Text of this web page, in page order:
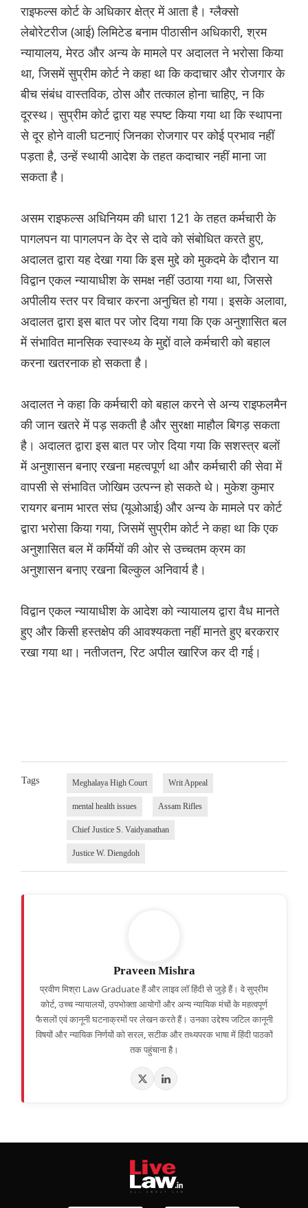
राइफल्स कोर्ट के अधिकार क्षेत्र में आता है। ग्लैक्सो
लेबोरेटरीज (आई) लिमिटेड बनाम पीठासीन अधिकारी, श्रम
न्यायालय, मेरठ और अन्य के मामले पर अदालत ने भरोसा किया
था, जिसमें सुप्रीम कोर्ट ने कहा था कि कदाचार और रोजगार के
बीच संबंध वास्तविक, ठोस और तत्काल होना चाहिए, न कि
दूरस्थ। सुप्रीम कोर्ट द्वारा यह स्पष्ट किया गया था कि स्थापना
से दूर होने वाली घटनाएं जिनका रोजगार पर कोई प्रभाव नहीं
पड़ता है, उन्हें स्थायी आदेश के तहत कदाचार नहीं माना जा
सकता है।
असम राइफल्स अधिनियम की धारा 121 के तहत कर्मचारी के
पागलपन या पागलपन के देर से दावे को संबोधित करते हुए,
अदालत द्वारा यह देखा गया कि इस मुद्दे को मुकदमे के दौरान या
विद्वान एकल न्यायाधीश के समक्ष नहीं उठाया गया था, जिससे
अपीलीय स्तर पर विचार करना अनुचित हो गया। इसके अलावा,
अदालत द्वारा इस बात पर जोर दिया गया कि एक अनुशासित बल
में संभावित मानसिक स्वास्थ्य के मुद्दों वाले कर्मचारी को बहाल
करना खतरनाक हो सकता है।
अदालत ने कहा कि कर्मचारी को बहाल करने से अन्य राइफलमैन
की जान खतरे में पड़ सकती है और सुरक्षा माहौल बिगड़ सकता
है। अदालत द्वारा इस बात पर जोर दिया गया कि सशस्त्र बलों
में अनुशासन बनाए रखना महत्वपूर्ण था और कर्मचारी की सेवा में
वापसी से संभावित जोखिम उत्पन्न हो सकते थे। मुकेश कुमार
रायगर बनाम भारत संघ (यूओआई) और अन्य के मामले पर कोर्ट
द्वारा भरोसा किया गया, जिसमें सुप्रीम कोर्ट ने कहा था कि एक
अनुशासित बल में कर्मियों की ओर से उच्चतम क्रम का
अनुशासन बनाए रखना बिल्कुल अनिवार्य है।
विद्वान एकल न्यायाधीश के आदेश को न्यायालय द्वारा वैध मानते
हुए और किसी हस्तक्षेप की आवश्यकता नहीं मानते हुए बरकरार
रखा गया था। नतीजतन, रिट अपील खारिज कर दी गई।
Tags Meghalaya High Court Writ Appeal
mental health issues Assam Rifles
Chief Justice S. Vaidyanathan
Justice W. Diengdoh
Praveen Mishra
प्रवीण मिश्रा Law Graduate हैं और लाइव लॉ हिंदी से जुड़े हैं। वे सुप्रीम
कोर्ट, उच्च न्यायालयों, उपभोक्ता आयोगों और अन्य न्यायिक मंचों के महत्वपूर्ण
फैसलों एवं कानूनी घटनाक्रमों पर लेखन करते हैं। उनका उद्देश्य जटिल कानूनी
विषयों और न्यायिक निर्णयों को सरल, सटीक और तथ्यपरक भाषा में हिंदी पाठकों
तक पहुंचाना है।